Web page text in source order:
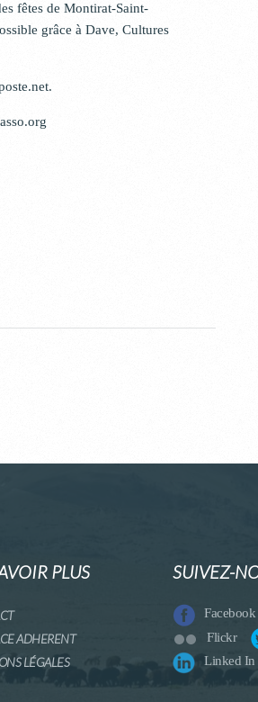
fêtes de Montirat-Saint-
grâce à Dave, Cultures
PLUS
ADHERENT
LÉGALES
SUIVEZ-
Facebook
Flickr
Linked In